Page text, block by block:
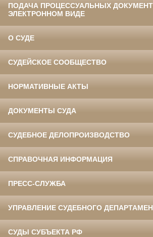
ПОДАЧА ПРОЦЕССУАЛЬНЫХ
ЭЛЕКТРОННОМ ВИДЕ
О СУДЕ
СУДЕЙСКОЕ СООБЩЕСТВО
НОРМАТИВНЫЕ АКТЫ
ДОКУМЕНТЫ СУДА
СУДЕБНОЕ ДЕЛОПРОИЗВОДСТВО
СПРАВОЧНАЯ ИНФОРМАЦИЯ
ПРЕСС-СЛУЖБА
УПРАВЛЕНИЕ СУДЕБНОГО
СУДЫ СУБЪЕКТА РФ